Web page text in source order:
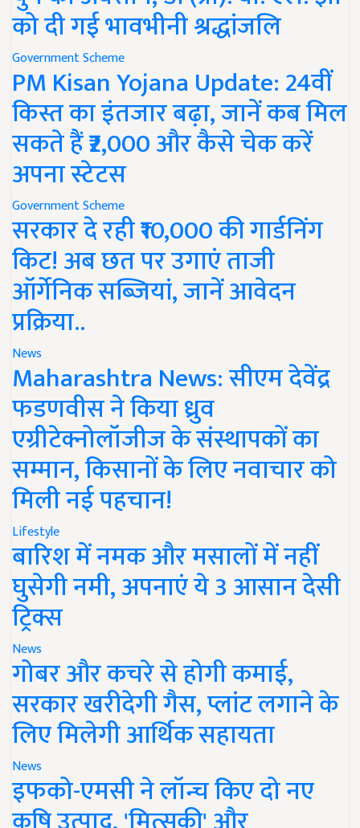
को दी गई भावभीनी श्रद्धांजलि
Government Scheme
PM Kisan Yojana Update: 24वीं
किस्त का इंतजार बढ़ा, जानें कब मिल
सकते हैं ₹2,000 और कैसे चेक करें
अपना स्टेटस
Government Scheme
सरकार दे रही ₹10,000 की गार्डनिंग
किट! अब छत पर उगाएं ताजी
ऑर्गेनिक सब्जियां, जानें आवेदन
प्रक्रिया..
News
Maharashtra News: सीएम देवेंद्र
फडणवीस ने किया ध्रुव
एग्रीटेक्नोलॉजीज के संस्थापकों का
सम्मान, किसानों के लिए नवाचार को
मिली नई पहचान!
Lifestyle
बारिश में नमक और मसालों में नहीं
घुसेगी नमी, अपनाएं ये 3 आसान देसी
ट्रिक्स
News
गोबर और कचरे से होगी कमाई,
सरकार खरीदेगी गैस, प्लांट लगाने के
लिए मिलेगी आर्थिक सहायता
News
इफको-एमसी ने लॉन्च किए दो नए